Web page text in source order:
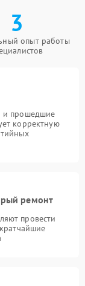
3
опыт работы
и прошедшие
корректную
ремонт
провести